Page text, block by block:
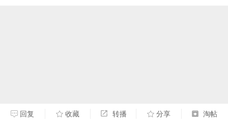
回复 收藏 转播 分享 淘帖